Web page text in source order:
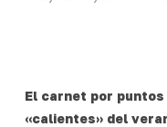
El carnet por
«calientes» del